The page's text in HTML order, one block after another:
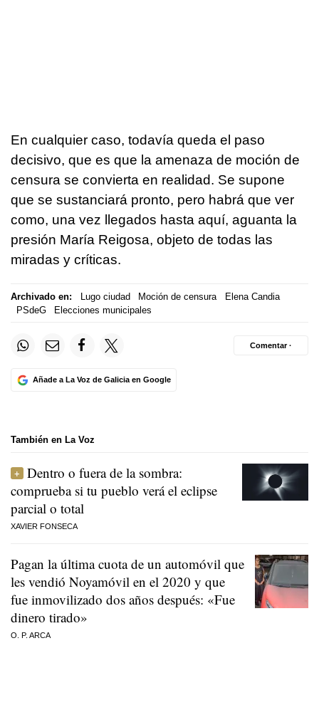
En cualquier caso, todavía queda el paso
decisivo, que es que la amenaza de moción de
censura se convierta en realidad. Se supone
que se sustanciará pronto, pero habrá que ver
como, una vez llegados hasta aquí, aguanta la
presión María Reigosa, objeto de todas las
miradas y críticas.
Archivado en: Lugo ciudad Moción de censura
Elena Candia
PSdeG
Elecciones municipales
Añade a La Voz de Galicia en Google
Comentar ·
También en La Voz
Dentro o fuera de la sombra:
comprueba si tu pueblo verá el eclipse
parcial o total
XAVIER FONSECA
Pagan la última cuota de un automóvil que
les vendió Noyamóvil en el 2020 y que
fue inmovilizado dos años después: «Fue
dinero tirado»
O. P. ARCA